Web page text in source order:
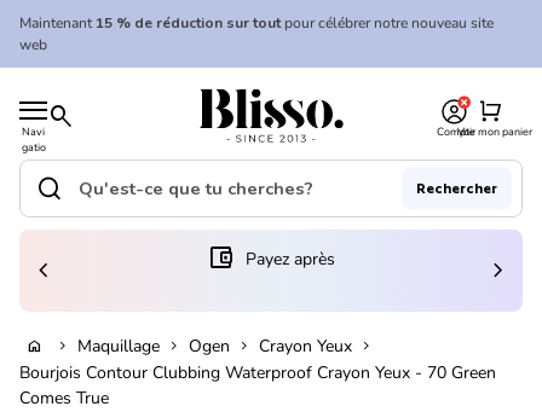
Skip to content
Maintenant15 % de réduction sur toutpour célébrer notre nouveau site
web
Navi
gatio
n
mobil
search
Accueil
CompteVoir mon panier
shopping_cart
Accueil
Recherche"
search Rechercher
(le lien s'ouvre dans un nouvel onglet/fenêtre)
account_balance_wallet Payez après
chevron_left chevron_right
home chevron_right Maquillage chevron_right Ogen chevron_right Crayon Yeux chevron_right
Bourjois Contour Clubbing Waterproof Crayon Yeux - 70 Green
Comes True